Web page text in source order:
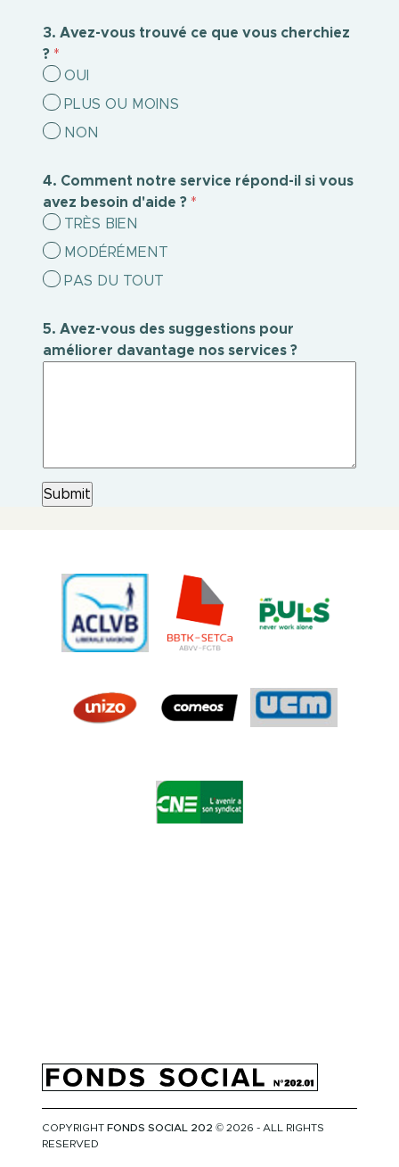
3. Avez-vous trouvé ce que vous cherchiez
? *
OUI
PLUS OU MOINS
NON
4. Comment notre service répond-il si vous
avez besoin d'aide ? *
TRÈS BIEN
MODÉRÉMENT
PAS DU TOUT
5. Avez-vous des suggestions pour
améliorer davantage nos services ?
Submit
COPYRIGHTFONDS SOCIAL 202© 2026 - ALL RIGHTS
RESERVED